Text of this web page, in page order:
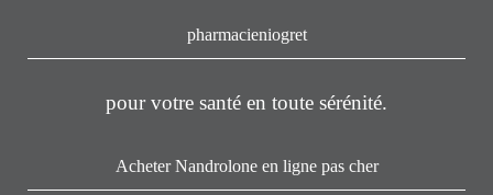
pharmacieniogret
pour votre santé en toute sérénité.
Acheter Nandrolone en ligne pas cher